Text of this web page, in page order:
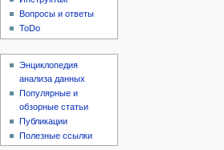
Вопросы и ответы
ToDo
Энциклопедия
анализа данных
Популярные и
обзорные статьи
Публикации
Полезные ссылки